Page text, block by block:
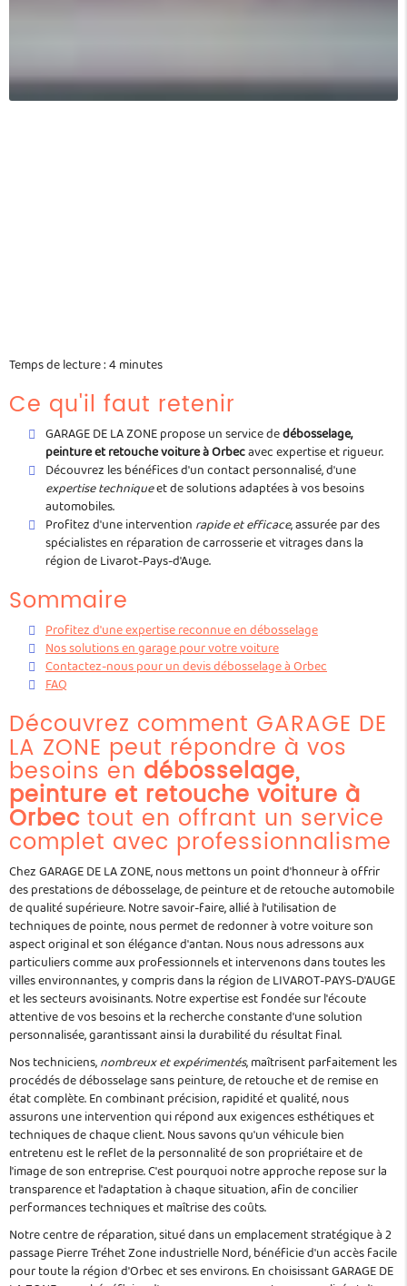
Temps de lecture : 4 minutes
Ce qu'il faut retenir
GARAGE DE LA ZONE propose un service dedébosselage,
peinture et retouche voiture à Orbecavec expertise et rigueur.
Découvrez les bénéfices d'un contact personnalisé, d'une
expertise techniqueet de solutions adaptées à vos besoins
automobiles.
Profitez d'une intervention rapide et efficace, assurée par des
spécialistes en réparation de carrosserie et vitrages dans la
région de Livarot-Pays-d'Auge.
Sommaire
Profitez d'une expertise reconnue en débosselage
Nos solutions en garage pour votre voiture
Contactez-nous pour un devis débosselage à Orbec
FAQ
Découvrez comment GARAGE DE
LA ZONE peut répondre à vos
besoins en débosselage,
peinture et retouche voiture à
Orbec tout en offrant un service
complet avec professionnalisme
Chez GARAGE DE LA ZONE, nous mettons un point d'honneur à offrir
des prestations de débosselage, de peinture et de retouche automobile
de qualité supérieure. Notre savoir-faire, allié à l'utilisation de
techniques de pointe, nous permet de redonner à votre voiture son
aspect original et son élégance d'antan. Nous nous adressons aux
particuliers comme aux professionnels et intervenons dans toutes les
villes environnantes, y compris dans la région de LIVAROT-PAYS-D'AUGE
et les secteurs avoisinants. Notre expertise est fondée sur l'écoute
attentive de vos besoins et la recherche constante d'une solution
personnalisée, garantissant ainsi la durabilité du résultat final.
Nos techniciens,nombreux et expérimentés, maîtrisent parfaitement les
procédés de débosselage sans peinture, de retouche et de remise en
état complète. En combinant précision, rapidité et qualité, nous
assurons une intervention qui répond aux exigences esthétiques et
techniques de chaque client. Nous savons qu'un véhicule bien
entretenu est le reflet de la personnalité de son propriétaire et de
l'image de son entreprise. C'est pourquoi notre approche repose sur la
transparence et l'adaptation à chaque situation, afin de concilier
performances techniques et maîtrise des coûts.
Notre centre de réparation, situé dans un emplacement stratégique à 2
passage Pierre Tréhet Zone industrielle Nord, bénéficie d'un accès facile
pour toute la région d'Orbec et ses environs. En choisissant GARAGE DE